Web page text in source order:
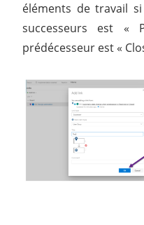
éléments de travail
successeurs est «
prédécesseur est «